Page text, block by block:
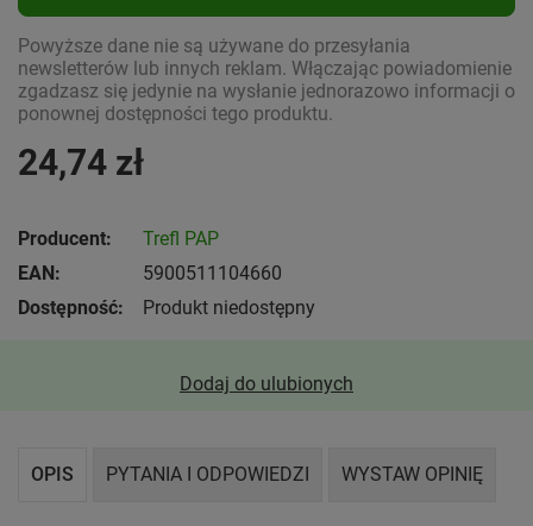
Dostępność: Produkt niedostępny
24,74 zł
Powyższe dane nie są używane do przesyłania
newsletterów lub innych reklam. Włączając powiadomienie
zgadzasz się jedynie na wysłanie jednorazowo informacji o
ponownej dostępności tego produktu.
Dodaj do ulubionych
Producent:
Trefl PAP
EAN:
5900511104660
OPIS PYTANIA I ODPOWIEDZI WYSTAW OPINIĘ